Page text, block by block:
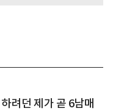
려던 제가 곧 6남매